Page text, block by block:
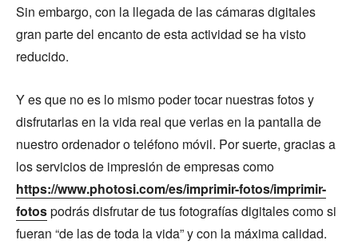
Sin embargo, con la llegada de las cámaras digitales
gran parte del encanto de esta actividad se ha visto
reducido.
Y es que no es lo mismo poder tocar nuestras fotos y
disfrutarlas en la vida real que verlas en la pantalla de
nuestro ordenador o teléfono móvil. Por suerte, gracias a
los servicios de impresión de empresas como
https://www.photosi.com/es/imprimir-fotos/imprimir-
fotospodrás disfrutar de tus fotografías digitales como si
fueran “de las de toda la vida” y con la máxima calidad.